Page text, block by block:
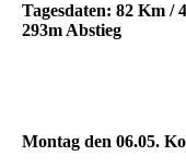
Tagesdaten: 82 Km /
293m Abstieg
Montag den 06.05.